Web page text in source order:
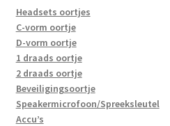
Headsets oortjes
C-vorm oortje
D-vorm oortje
1 draads oortje
2 draads oortje
Beveiligingsoortje
Speakermicrofoon/Spreeksleutel
Accu’s